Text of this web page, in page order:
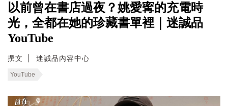
以前曾在書店過夜？姚愛寗的充電時
光，全都在她的珍藏書單裡｜迷誠品
YouTube
撰文 迷誠品內容中心
YouTube